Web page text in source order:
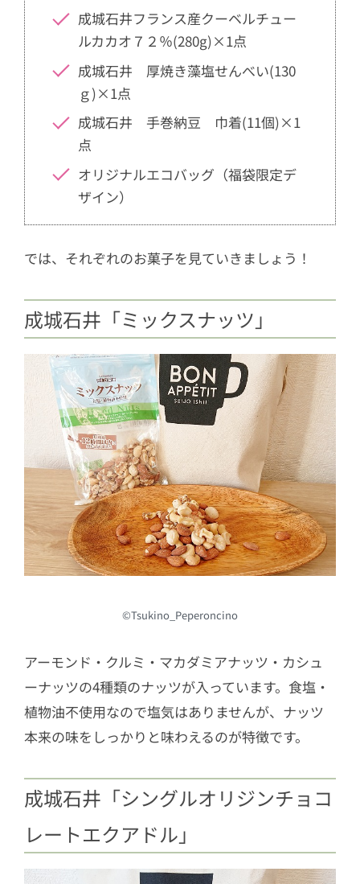
成城石井フランス産クーベルチュー
ルカカオ７２％(280g)×1点
成城石井 厚焼き藻塩せんべい(130
ｇ)×1点
成城石井 手巻納豆 巾着(11個)×1
点
オリジナルエコバッグ（福袋限定デ
ザイン）
では、それぞれのお菓子を見ていきましょう！
成城石井「ミックスナッツ」
©Tsukino_Peperoncino
アーモンド・クルミ・マカダミアナッツ・カシュ
ーナッツの4種類のナッツが入っています。食塩・
植物油不使用なので塩気はありませんが、ナッツ
本来の味をしっかりと味わえるのが特徴です。
成城石井「シングルオリジンチョコ
レートエクアドル」